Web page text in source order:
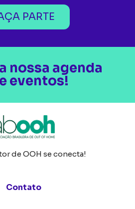
PARTE
nossa agenda
eventos!
de OOH se conecta!
Contato